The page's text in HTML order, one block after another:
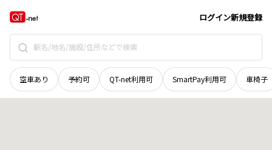
ログイン新規登録
空車あり 予約可 QT-net利用可 SmartPay利用可 車椅子
青森県